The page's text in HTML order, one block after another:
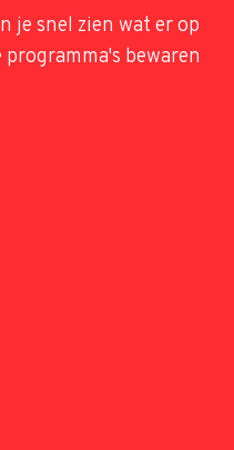
je snel zien wat er op
bewaren